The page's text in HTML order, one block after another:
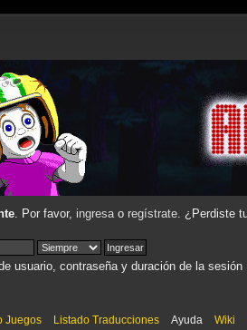
. Por favor, ingresao regístrate. ¿Perdiste
usuario, contraseña y duración de la sesión
Juegos Listado Traducciones Ayuda Wiki